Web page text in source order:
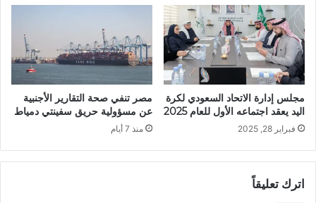
مجلس إدارة الاتحاد السعودي لكرة
اليد يعقد اجتماعه الأول للعام 2025
فبراير 28, 2025
مصر تنفي صحة التقارير الأجنبية
عن مسؤولية حريق سفينتي دمياط
منذ 7 أيام
اترك تعليقاً